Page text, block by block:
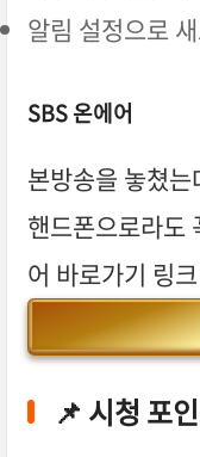
알림 설정으로
SBS 온에어
본방송을 놓쳤
핸드폰으로라도
어 바로가기 링
📌 시청 포